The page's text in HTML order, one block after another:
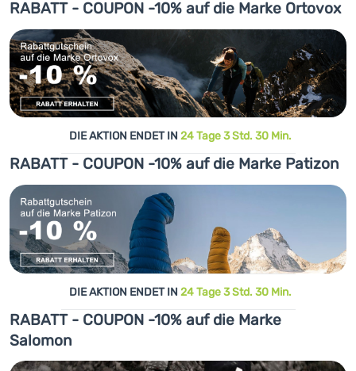
RABATT - COUPON -10% auf die Marke Ortovox
DIE AKTION ENDET IN 24 Tage 3 Std. 30 Min.
RABATT - COUPON -10% auf die Marke Patizon
DIE AKTION ENDET IN 24 Tage 3 Std. 30 Min.
RABATT - COUPON -10% auf die Marke
Salomon